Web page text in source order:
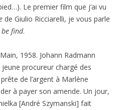
Le premier film que j’ai vu
de Giulio Ricciarelli, je vous parle
find.
1958. Johann Radmann
procureur chargé des
de l’argent à Marlène
à payer son amende. Un jour,
[André Szymanski] fait